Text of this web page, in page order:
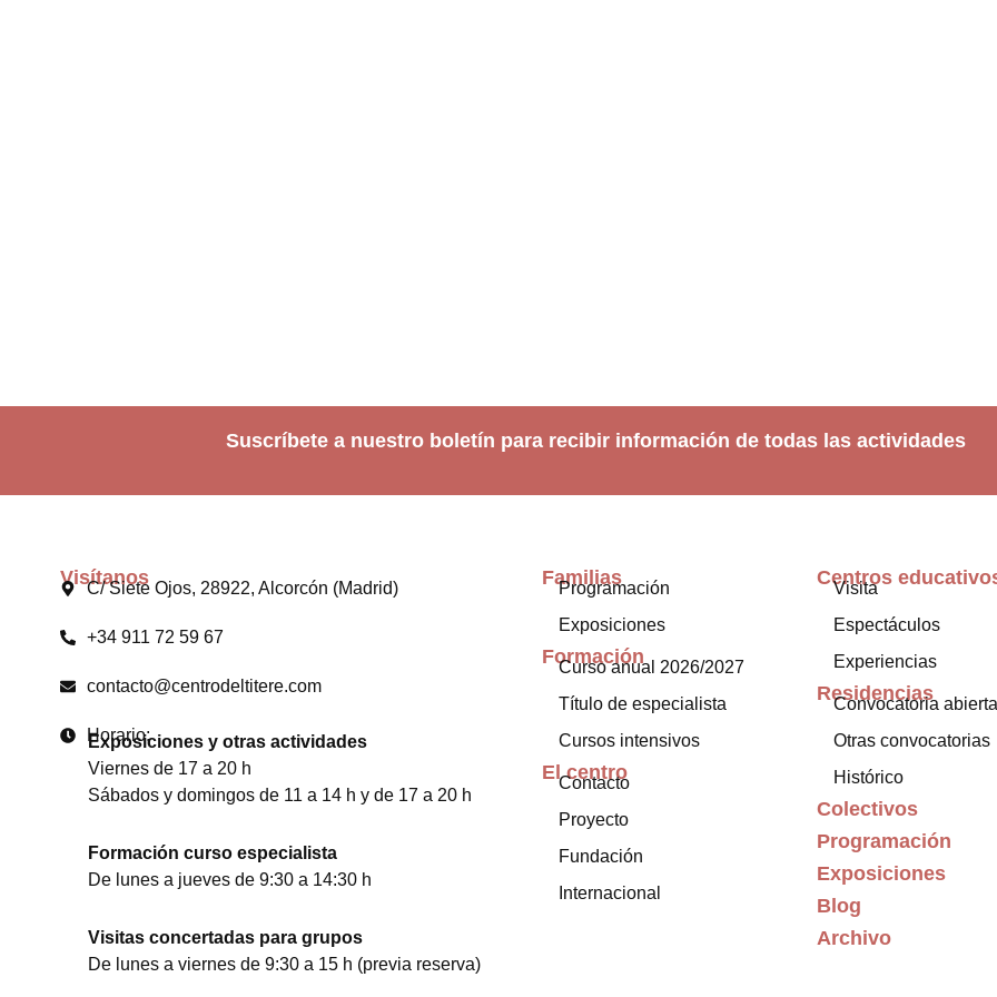
Suscríbete a nuestro boletín para recibir información de todas las actividades
Visítanos
C/ Siete Ojos, 28922, Alcorcón (Madrid)
+34 911 72 59 67
contacto@centrodeltitere.com
Horario:
Exposiciones y otras actividades
Viernes de 17 a 20 h
Sábados y domingos de 11 a 14 h y de 17 a 20 h
Formación curso especialista
De lunes a jueves de 9:30 a 14:30 h
Visitas concertadas para grupos
De lunes a viernes de 9:30 a 15 h (previa reserva)
Familias
Programación
Exposiciones
Formación
Curso anual 2026/2027
Título de especialista
Cursos intensivos
El centro
Contacto
Proyecto
Fundación
Internacional
Centros
Visita
Espectáculos
Experiencias
Residencias
Convocatoria abierta
Otras convocatorias
Histórico
Colectivos
Programación
Exposiciones
Blog
Archivo